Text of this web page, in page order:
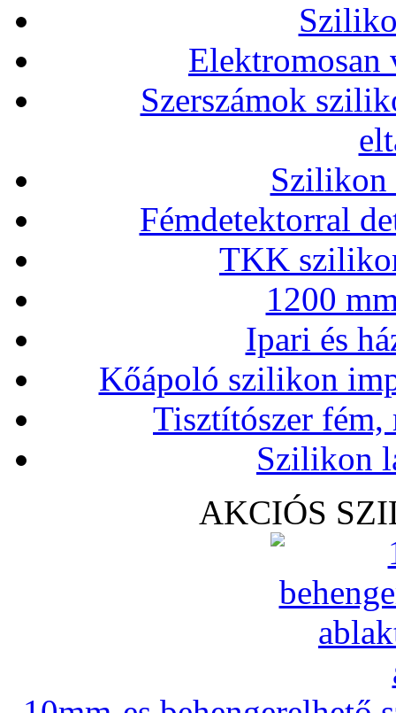
Elektromosan
Szerszámok
Szilikon
Fémdetektorral
TKK
1200
Ipari és
Kőápoló szilikon
Tisztítószer
Szilikon
AKCIÓS